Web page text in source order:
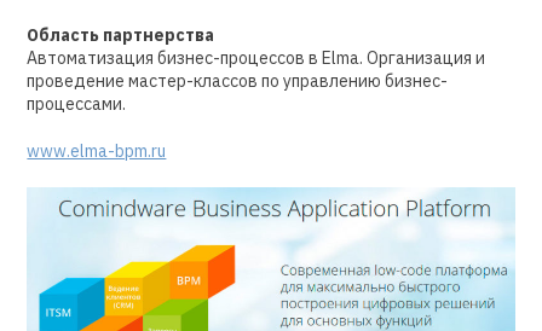
Область партнерства
Автоматизация бизнес-процессов в Elma. Организация и
проведение мастер-классов по управлению бизнес-
процессами.
www.elma-bpm.ru